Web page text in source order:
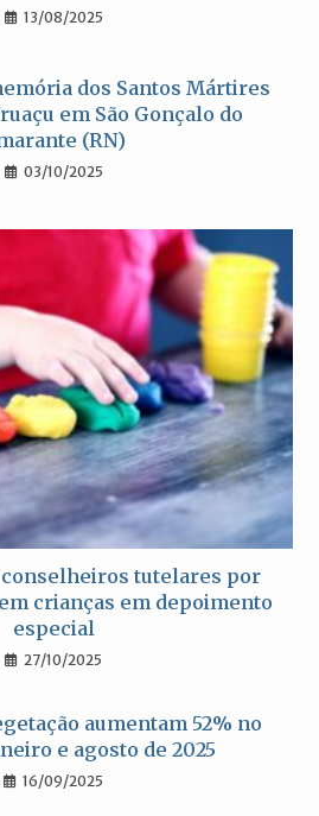
13/08/2025
dos Santos Mártires
em São Gonçalo do
(RN)
03/10/2025
conselheiros tutelares por
crianças em depoimento
especial
27/10/2025
aumentam 52% no
e agosto de 2025
16/09/2025